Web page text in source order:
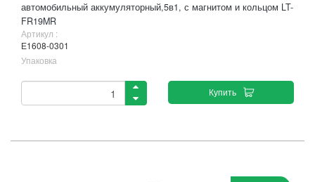
автомобильный аккумуляторный,5в1, с магнитом и кольцом LT-
FR19MR
Артикул :
Е1608-0301
Упаковка
Купить